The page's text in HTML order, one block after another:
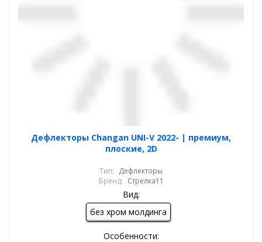
Дефлекторы Changan UNI-V 2022- | премиум,
плоские, 2D
Тип: Дефлекторы
Бренд: Стрелка11
Вид:
без хром молдинга
Особенности: